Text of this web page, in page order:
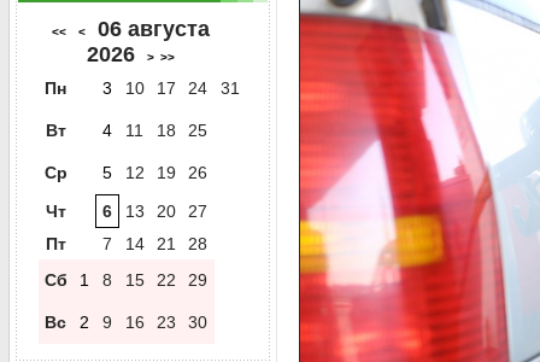
<< <
06 августа
2026
> >>
Пн 3 10 17 24 31
Вт 4 11 18 25
Ср 5 12 19
26
Чт
6 13 20
27
Пт
7 14 21
28
Сб
1 8 15 22 29
Вс 2 9 16 23 30